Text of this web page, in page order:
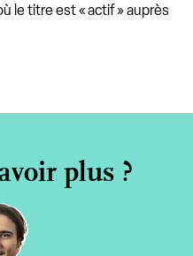
le titre est « actif » auprès
plus ?